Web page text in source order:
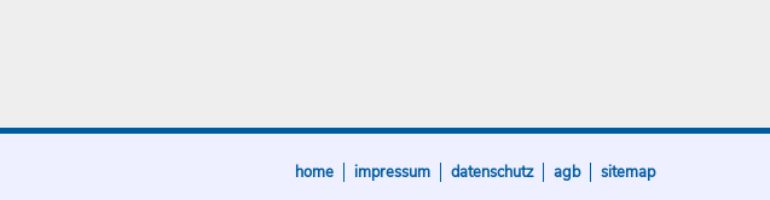
home impressum datenschutz agb sitemap